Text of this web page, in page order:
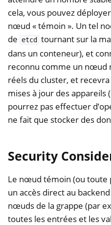
cela, vous pouvez
nœud « témoin ». Un tel
de
etcd
tournant sur la
dans un conteneur), et
reconnu comme un nœud
réels du cluster, et
mises à jour des appareils
pourrez pas effectuer
ne fait que stocker des
Security
Le nœud témoin (ou toute
un accès direct au
nœuds de la grappe (par
toutes les entrées et les